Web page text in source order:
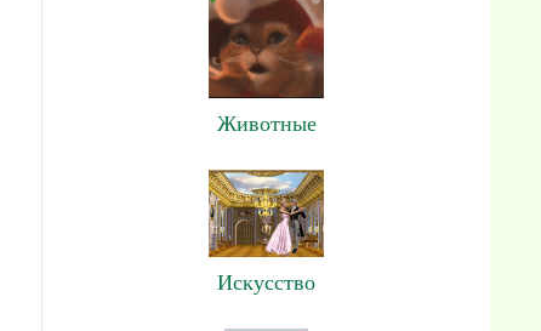
Животные
Искусство